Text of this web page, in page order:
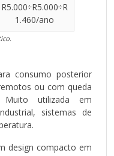
R5.000÷R5.000÷R
1.460/ano
consumo posterior
ou com queda
Muito utilizada em
sistemas de
design compacto em